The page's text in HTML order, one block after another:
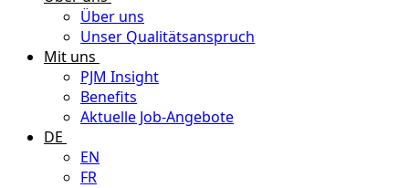
Über uns
Unser Qualitätsanspruch
Mit uns
PJM Insight
Benefits
Aktuelle Job-Angebote
DE
EN
FR